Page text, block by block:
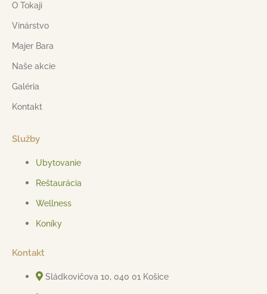
O Tokaji
Vinárstvo
Majer Bara
Naše akcie
Galéria
Kontakt
Služby
Ubytovanie
Reštaurácia
Wellness
Koníky
Kontakt
Sládkovičova 10, 040 01 Košice